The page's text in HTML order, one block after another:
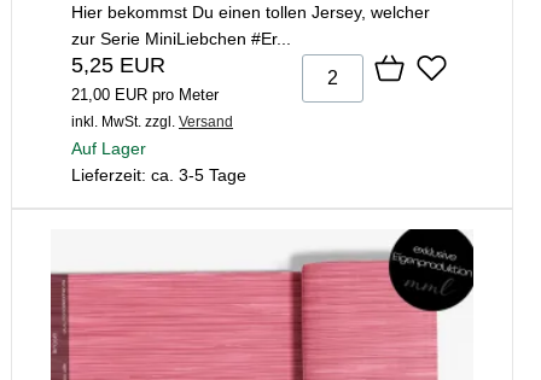
Hier bekommst Du einen tollen Jersey, welcher
zur Serie MiniLiebchen #Er...
5,25 EUR
21,00 EUR pro Meter
inkl. MwSt. zzgl. Versand
Auf Lager
Lieferzeit: ca. 3-5 Tage